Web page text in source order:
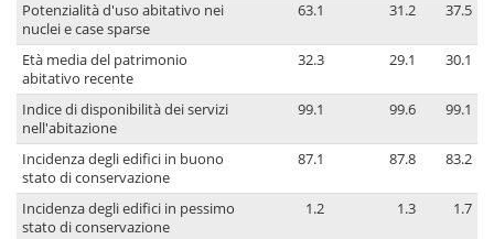
Potenzialità d'uso abitativo nei
nuclei e case sparse
63.1 31.2 37.5
Età media del patrimonio
abitativo recente
32.3 29.1 30.1
Indice di disponibilità dei servizi
nell'abitazione
99.1 99.6 99.1
Incidenza degli edifici in buono
stato di conservazione
87.1 87.8 83.2
Incidenza degli edifici in pessimo
stato di conservazione
1.2 1.3 1.7